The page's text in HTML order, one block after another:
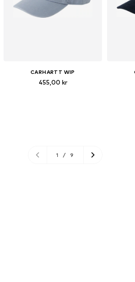
CARHARTT WIP
455,00 kr
1 / 9